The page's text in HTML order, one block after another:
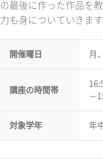
の最後に作った作品を
力も身についていきます
開催曜日 月
講座の時間帯
～
対象学年 年